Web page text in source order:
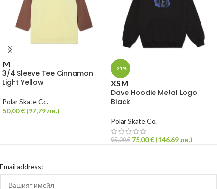
M
3/4 Sleeve Tee Cinnamon
Light Yellow
Polar Skate Co.
50,00€ (97,79лв.)
-21%
XSM
Dave Hoodie Metal Logo
Black
Polar Skate Co.
95,00€ 75,00€ (146,69лв.)
Email address: